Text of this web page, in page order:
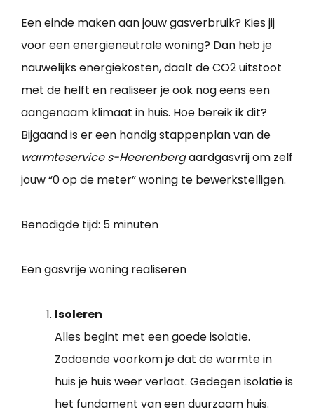
Een einde maken aan jouw gasverbruik? Kies jij
voor een energieneutrale woning? Dan heb je
nauwelijks energiekosten, daalt de CO2 uitstoot
met de helft en realiseer je ook nog eens een
aangenaam klimaat in huis. Hoe bereik ik dit?
Bijgaand is er een handig stappenplan van de
warmteservice s-Heerenbergaardgasvrij om zelf
jouw “0 op de meter” woning te bewerkstelligen.
Benodigde tijd: 5 minuten
Een gasvrije woning realiseren
Isoleren
Alles begint met een goede isolatie.
Zodoende voorkom je dat de warmte in
huis je huis weer verlaat. Gedegen isolatie is
het fundament van een duurzaam huis.